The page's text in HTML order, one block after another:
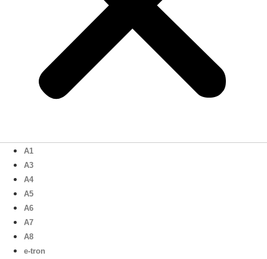
A1
A3
A4
A5
A6
A7
A8
e-tron